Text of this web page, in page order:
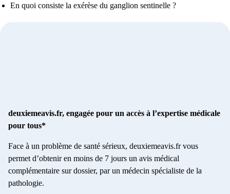
En quoi consiste la exérèse du ganglion sentinelle ?
deuxiemeavis.fr, engagée pour un accès à l’expertise médicale
pour tous*
Face à un problème de santé sérieux, deuxiemeavis.fr vous
permet d’obtenir en moins de 7 jours un avis médical
complémentaire sur dossier, par un médecin spécialiste de la
pathologie.